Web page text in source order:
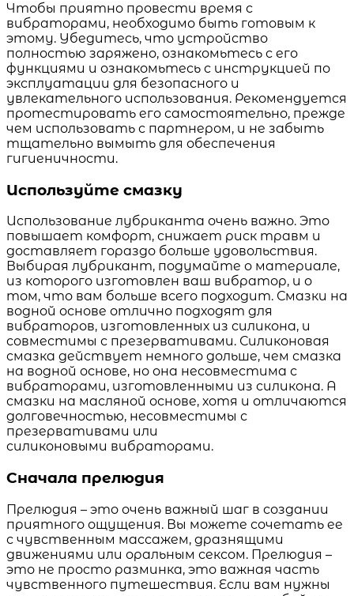
Чтобы приятно провести время с
вибраторами, необходимо быть готовым к
этому. Убедитесь, что устройство
полностью заряжено, ознакомьтесь с его
функциями и ознакомьтесь с инструкцией по
эксплуатации для безопасного и
увлекательного использования. Рекомендуется
протестировать его самостоятельно, прежде
чем использовать с партнером, и не забыть
тщательно вымыть для обеспечения
гигиеничности.
Используйте смазку
Использование лубриканта очень важно. Это
повышает комфорт, снижает риск травм и
доставляет гораздо больше удовольствия.
Выбирая лубрикант, подумайте о материале,
из которого изготовлен ваш вибратор, и о
том, что вам больше всего подходит. Смазки на
водной основе отлично подходят для
вибраторов, изготовленных из силикона, и
совместимы с презервативами. Силиконовая
смазка действует немного дольше, чем смазка
на водной основе, но она несовместима с
вибраторами, изготовленными из силикона. А
смазки на масляной основе, хотя и отличаются
долговечностью, несовместимы с
презервативами или
силиконовыми вибраторами.
Сначала прелюдия
Прелюдия – это очень важный шаг в создании
приятного ощущения. Вы можете сочетать ее
с чувственным массажем, дразнящими
движениями или оральным сексом. Прелюдия –
это не просто разминка, это важная часть
чувственного путешествия. Если вам нужны